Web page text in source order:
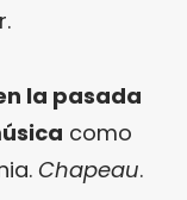
la pasada
como
Chapeau.